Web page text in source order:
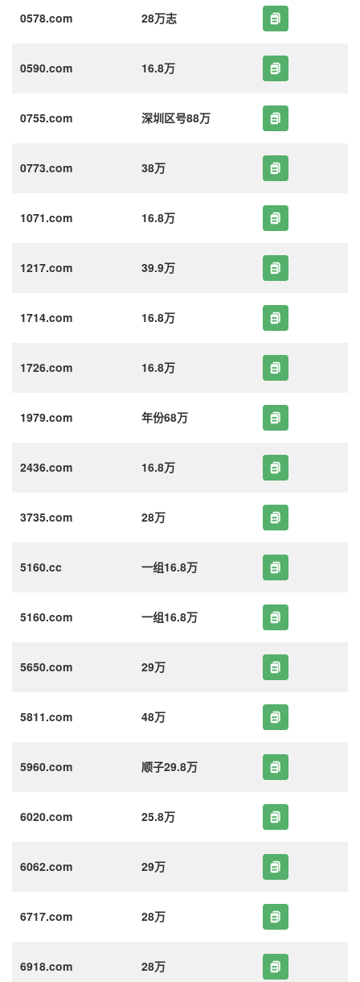
0578.com 28万志
0590.com 16.8万
0755.com 深圳区号88万
0773.com 38万
1071.com 16.8万
1217.com 39.9万
1714.com 16.8万
1726.com 16.8万
1979.com 年份68万
2436.com 16.8万
3735.com 28万
5160.cc 一组16.8万
5160.com 一组16.8万
5650.com 29万
5811.com 48万
5960.com 顺子29.8万
6020.com 25.8万
6062.com 29万
6717.com 28万
6918.com 28万